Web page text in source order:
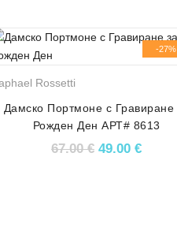
€.
50.00 €.
-27%
Rossetti
Дамско Портмоне с Гравиране
Рожден Ден АРТ# 8613
67.00€ Original
49.00€